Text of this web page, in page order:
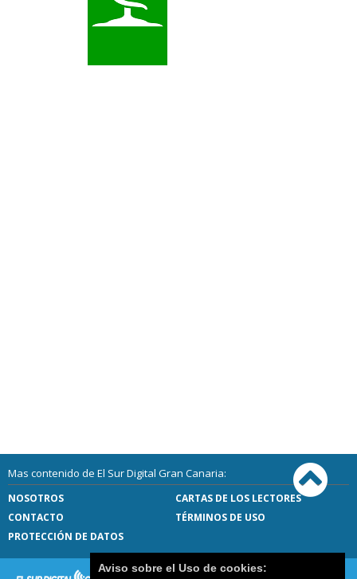
Mas contenido de El Sur Digital Gran Canaria:
NOSOTROS
CARTAS DE LOS LECTORES
CONTACTO
TÉRMINOS DE USO
PROTECCIÓN DE DATOS
Aviso sobre el Uso de cookies: